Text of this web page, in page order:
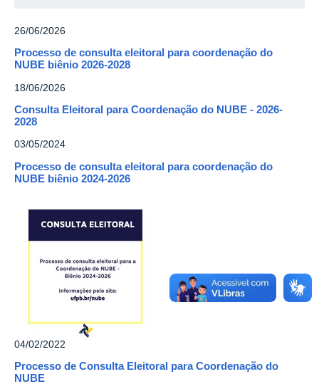
26/06/2026
Processo de consulta eleitoral para coordenação do
NUBE biênio 2026-2028
18/06/2026
Consulta Eleitoral para Coordenação do NUBE - 2026-
2028
03/05/2024
Processo de consulta eleitoral para coordenação do
NUBE biênio 2024-2026
04/02/2022
Processo de Consulta Eleitoral para Coordenação do
NUBE